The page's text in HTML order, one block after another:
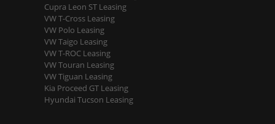
Cupra Leon ST Leasing
VW T-Cross Leasing
VW Polo Leasing
VW Taigo Leasing
VW T-ROC Leasing
VW Touran Leasing
VW Tiguan Leasing
Kia Proceed GT Leasing
Hyundai Tucson Leasing